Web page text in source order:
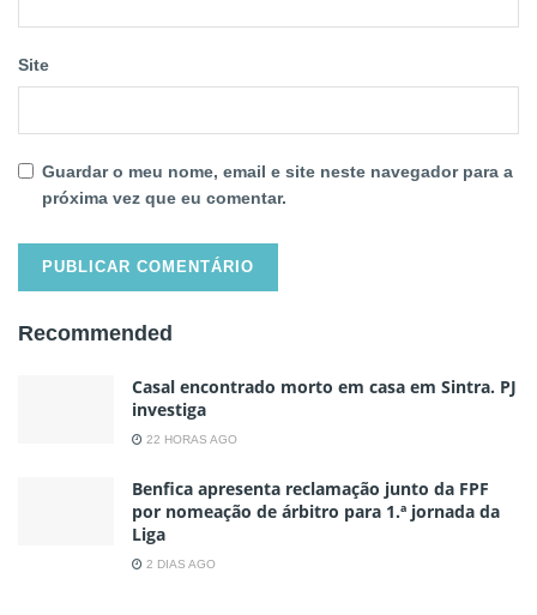
Site
Guardar o meu nome, email e site neste navegador para a
próxima vez que eu comentar.
Recommended
Casal encontrado morto em casa em Sintra. PJ
investiga
22 HORAS AGO
Benfica apresenta reclamação junto da FPF
por nomeação de árbitro para 1.ª jornada da
Liga
2 DIAS AGO